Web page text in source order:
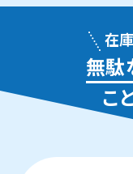
在
無駄
こ